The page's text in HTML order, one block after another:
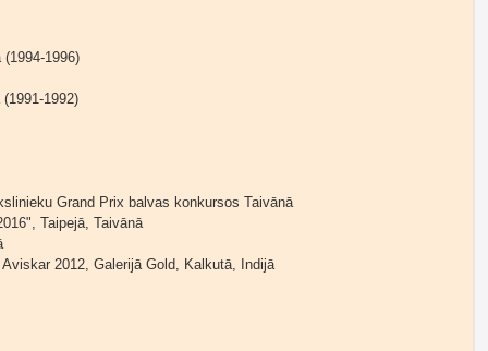
1996)
1992)
Grand Prix balvas konkursos Taivānā
Taipejā, Taivānā
2012, Galerijā Gold, Kalkutā, Indijā